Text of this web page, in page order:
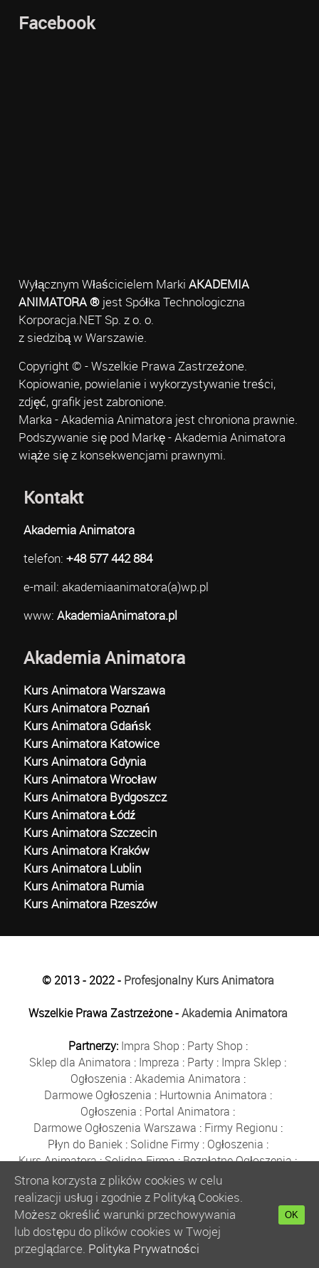
Facebook
Wyłącznym Właścicielem Marki AKADEMIA
ANIMATORA ®jest Spółka Technologiczna
Korporacja.NET Sp. z o. o.
z siedzibą w Warszawie.
Copyright © - Wszelkie Prawa Zastrzeżone.
Kopiowanie, powielanie i wykorzystywanie treści,
zdjęć, grafik jest zabronione.
Marka - Akademia Animatora jest chroniona prawnie.
Podszywanie się pod Markę - Akademia Animatora
wiąże się z konsekwencjami prawnymi.
Kontakt
Akademia Animatora
telefon: +48 577 442 884
e-mail: akademiaanimatora(a)wp.pl
www: AkademiaAnimatora.pl
Akademia Animatora
Kurs Animatora Warszawa
Kurs Animatora Poznań
Kurs Animatora Gdańsk
Kurs Animatora Katowice
Kurs Animatora Gdynia
Kurs Animatora Wrocław
Kurs Animatora Bydgoszcz
Kurs Animatora Łódź
Kurs Animatora Szczecin
Kurs Animatora Kraków
Kurs Animatora Lublin
Kurs Animatora Rumia
Kurs Animatora Rzeszów
© 2013 - 2022 - Profesjonalny Kurs Animatora
Wszelkie Prawa Zastrzeżone -Akademia Animatora
Partnerzy: Impra Shop : Party Shop :
Sklep dla Animatora : Impreza : Party : Impra Sklep :
Ogłoszenia :Akademia Animatora :
Darmowe Ogłoszenia : Hurtownia Animatora :
Ogłoszenia : Portal Animatora :
Darmowe Ogłoszenia Warszawa : Firmy Regionu :
Płyn do Baniek: Solidne Firmy: Ogłoszenia :
Kurs Animatora:Solidna Firma:Bezpłatne Ogłoszenia:
Animator Czasu Wolnego:
Bezpłatne Ogłoszenia Warszawa:sklep animatora
Bańki Mydlane:Bezpłatne Ogłoszenia
Szkolenie Animatorów:Kurs Animatora
:
Kurs Animatora Warszawa :Rumia
Kurs Animatora Poznań:
Strona korzysta z plików cookies w celu
realizacji usług i zgodnie z Polityką Cookies.
Możesz określić warunki przechowywania
lub dostępu do plików cookies w Twojej
przeglądarce. Polityka Prywatności
OK